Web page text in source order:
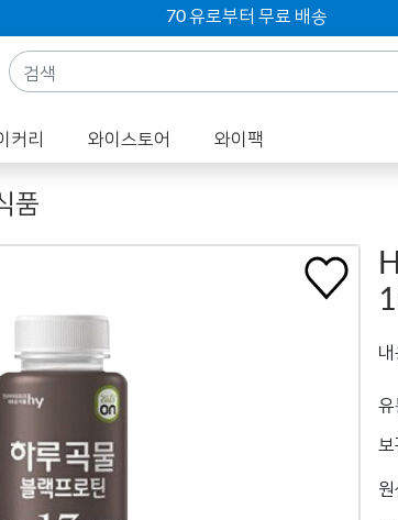
70 유로부터 무료 배송
커리 와이스토어 와이팩
품